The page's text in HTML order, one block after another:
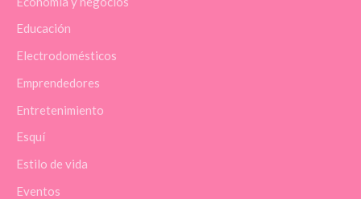
Educación
Electrodomésticos
Emprendedores
Entretenimiento
Esquí
Estilo de vida
Eventos